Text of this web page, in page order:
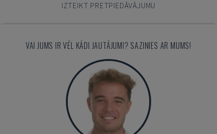
IZTEIKT PRETPIEDĀVĀJUMU
VAI JUMS IR VĒL KĀDI JAUTĀJUMI? SAZINIES AR MUMS!